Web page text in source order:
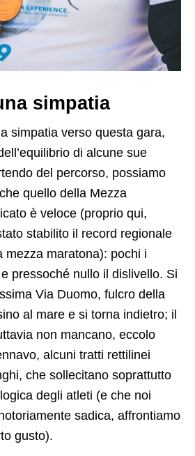
simpatia
simpatia verso questa gara,
di alcune sue
del percorso, possiamo
quello della Mezza
è veloce (proprio qui,
stabilito il record regionale
mezza maratona): pochi i
pressoché nullo il dislivello. Si
Via Duomo, fulcro della
al mare e si torna indietro; il
non mancano, eccolo
alcuni tratti rettilinei
che sollecitano soprattutto
degli atleti (e che noi
sadica, affrontiamo
gusto).